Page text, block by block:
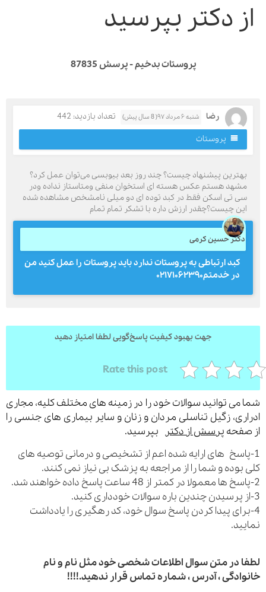
دکتر بپرسید
پروستات بدخیم - پرسش 87835
رضا شنبه ۶ مرداد ۹۷( 8 سال پیش)
تعداد بازدید: 442
پروستات
پیشنهاد چیست؟ چند روز بعد بیوبسی می‌توان عمل کرد؟
هستم عکس هسته ای استخوان منفی ومتاستاز نداده ودر
تی اسکن فقط در کبد توده ای دو میلی نامشخص مشاهده شده
چیست؟چقدر ارزش داره با تشکر تمام تمام
دکتر حسین کرمی
کبد ارتباطی به پروستات ندارد باید پروستات را عمل کنید من
در خدمتم۰۲۱۷۱۰۶۲۳۹۰
جهت بهبود کیفیت پاسخ‌گویی لطفا امتیاز دهید
Rate this post
توانید سوالات خود را در زمینه های مختلف کلیه، مجاری
زگیل تناسلی مردان و زنان و سایر بیماری های جنسی را
پرسش از دکتربپرسید.
های ارایه شده اعم از تشخیصی و درمانی توصیه های
و شما را از مراجعه به پزشک بی نیاز نمی کنند.
پیدا کردن پاسخ سوال خود، کد رهگیری را یادداشت
در متن سوال اطلاعات شخصی خود مثل نام و نام
، آدرس ، شماره تماس قرار ندهید.!!!!
قدرت گرفته از همیارسیستم